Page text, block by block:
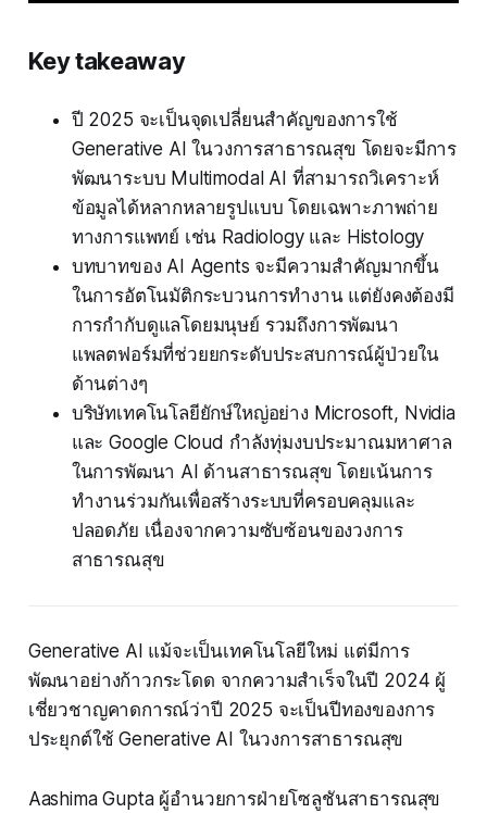
Key takeaway
ปี 2025 จะเป็นจุดเปลี่ยนสำคัญของการใช้
Generative AI ในวงการสาธารณสุข โดยจะมีการ
พัฒนาระบบ Multimodal AI ที่สามารถวิเคราะห์
ข้อมูลได้หลากหลายรูปแบบ โดยเฉพาะภาพถ่าย
ทางการแพทย์ เช่น Radiology และ Histology
บทบาทของ AI Agents จะมีความสำคัญมากขึ้น
ในการอัตโนมัติกระบวนการทำงาน แต่ยังคงต้องมี
การกำกับดูแลโดยมนุษย์ รวมถึงการพัฒนา
แพลตฟอร์มที่ช่วยยกระดับประสบการณ์ผู้ป่วยใน
ด้านต่างๆ
บริษัทเทคโนโลยียักษ์ใหญ่อย่าง Microsoft, Nvidia
และ Google Cloud กำลังทุ่มงบประมาณมหาศาล
ในการพัฒนา AI ด้านสาธารณสุข โดยเน้นการ
ทำงานร่วมกันเพื่อสร้างระบบที่ครอบคลุมและ
ปลอดภัย เนื่องจากความซับซ้อนของวงการ
สาธารณสุข
Generative AI แม้จะเป็นเทคโนโลยีใหม่ แต่มีการ
พัฒนาอย่างก้าวกระโดด จากความสำเร็จในปี 2024 ผู้
เชี่ยวชาญคาดการณ์ว่าปี 2025 จะเป็นปีทองของการ
ประยุกต์ใช้ Generative AI ในวงการสาธารณสุข
Aashima Gupta ผู้อำนวยการฝ่ายโซลูชันสาธารณสุข